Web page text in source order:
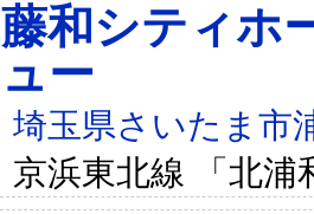
藤和シティホ
ュー
埼玉県さいたま市
京浜東北線 「北浦